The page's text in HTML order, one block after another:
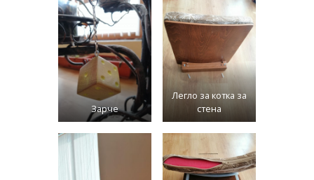
Зарче
Легло за котка за
стена